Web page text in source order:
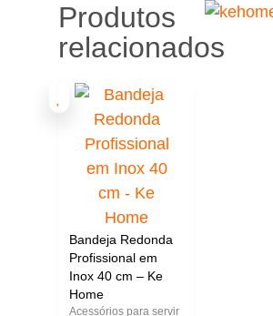
Produtos
relacionados
Bandeja Redonda
Profissional em
Inox 40 cm – Ke
Home
Acessórios para servir